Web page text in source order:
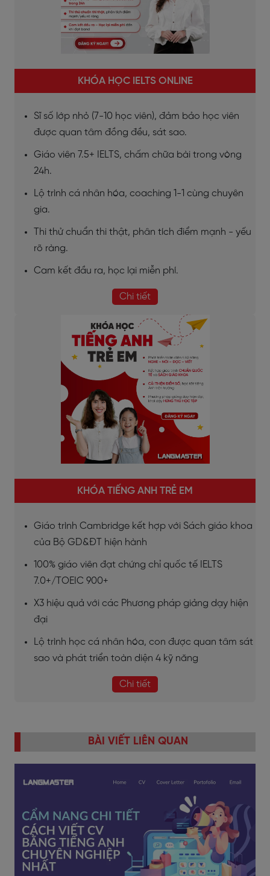
KHÓA HỌC IELTS ONLINE
Sĩ số lớp nhỏ (7-10 học viên), đảm bảo học viên
được quan tâm đồng đều, sát sao.
Giáo viên 7.5+ IELTS, chấm chữa bài trong vòng
24h.
Lộ trình cá nhân hóa, coaching 1-1 cùng chuyên
gia.
Thi thử chuẩn thi thật, phân tích điểm mạnh - yếu
rõ ràng.
Cam kết đầu ra, học lại miễn phí.
Chi tiết
KHÓA TIẾNG ANH TRẺ EM
Giáo trình Cambridge kết hợp với Sách giáo khoa
của Bộ GD&ĐT hiện hành
100% giáo viên đạt chứng chỉ quốc tế IELTS
7.0+/TOEIC 900+
X3 hiệu quả với các Phương pháp giảng dạy hiện
đại
Lộ trình học cá nhân hóa, con được quan tâm sát
sao và phát triển toàn diện 4 kỹ năng
Chi tiết
BÀI VIẾT LIÊN QUAN